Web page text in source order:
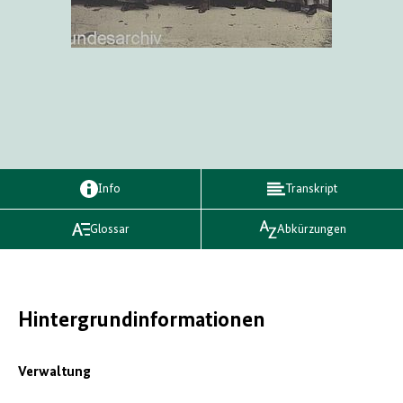
Info Transkript
Glossar Abkürzungen
Hintergrundinformationen
Verwaltung